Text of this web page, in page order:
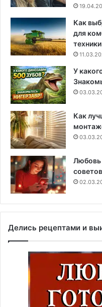
Как
для
техники
У
Как
Любовь
советов
Делись рецептами и